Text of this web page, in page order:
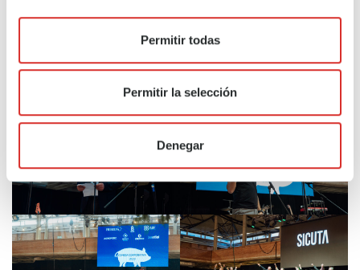
Permitir todas
Permitir la selección
Denegar